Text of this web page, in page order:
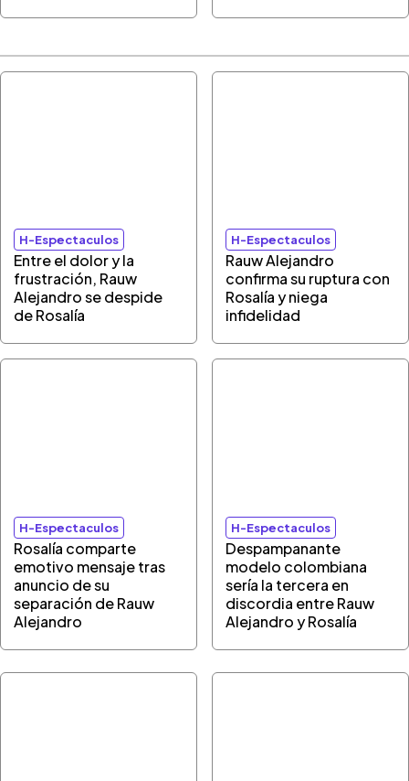
H-Espectaculos
Entre el dolor y la
frustración, Rauw
Alejandro se despide
de Rosalía
H-Espectaculos
Rauw Alejandro
confirma su ruptura con
Rosalía y niega
infidelidad
H-Espectaculos
Rosalía comparte
emotivo mensaje tras
anuncio de su
separación de Rauw
Alejandro
H-Espectaculos
Despampanante
modelo colombiana
sería la tercera en
discordia entre Rauw
Alejandro y Rosalía